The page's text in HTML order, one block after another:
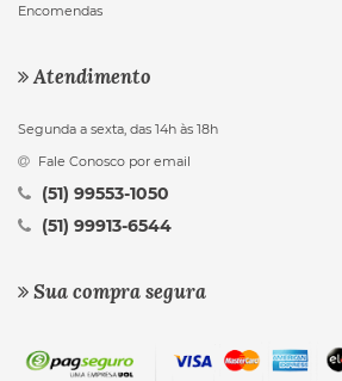
Encomendas
Atendimento
Segunda a sexta, das 14h às 18h
Fale Conosco por email
(51) 99553-1050
(51) 99913-6544
Sua compra segura